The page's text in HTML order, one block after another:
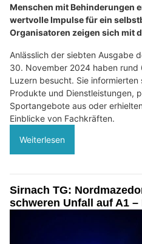
Menschen mit Behinderungen
wertvolle Impulse für ein
Organisatoren zeigen sich mit
Anlässlich der siebten Ausgabe
30. November 2024 haben
Luzern besucht. Sie informierten
Produkte und Dienstleistungen,
Sportangebote aus oder
Einblicke von Fachkräften.
Weiterlesen
Sirnach TG:
schweren Unfall auf A1